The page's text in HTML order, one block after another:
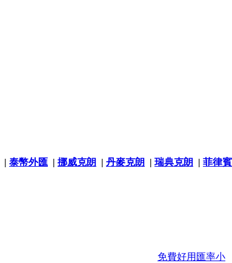
| 泰幣外匯 | 挪威克朗 | 丹麥克朗 | 瑞典克朗 | 菲律賓
免費好用匯率小